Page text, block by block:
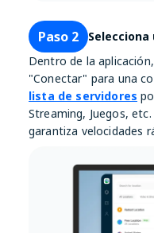
Paso 2
Selecciona
Dentro de la
"Conectar" para una
lista de servidores
Streaming, Juegos,
garantiza velocidades